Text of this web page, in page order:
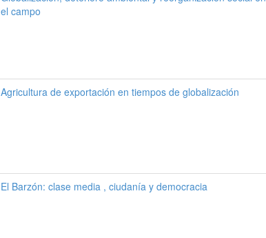
el campo
Agricultura de exportación en tiempos de globalización
El Barzón: clase media , ciudanía y democracia